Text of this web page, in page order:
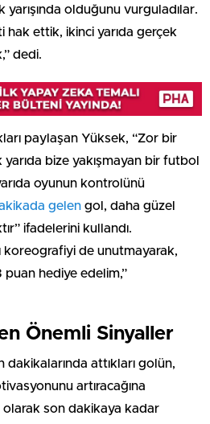
yarışında olduğunu vurguladılar.
hak ettik, ikinci yarıda gerçek
dedi.
paylaşan Yüksek, “Zor bir
yarıda bize yakışmayan bir futbol
oyunun kontrolünü
gelen gol, daha güzel
ifadelerini kullandı.
koreografiyi de unutmayarak,
hediye edelim,”
Önemli Sinyaller
dakikalarında attıkları golün,
artıracağına
olarak son dakikaya kadar